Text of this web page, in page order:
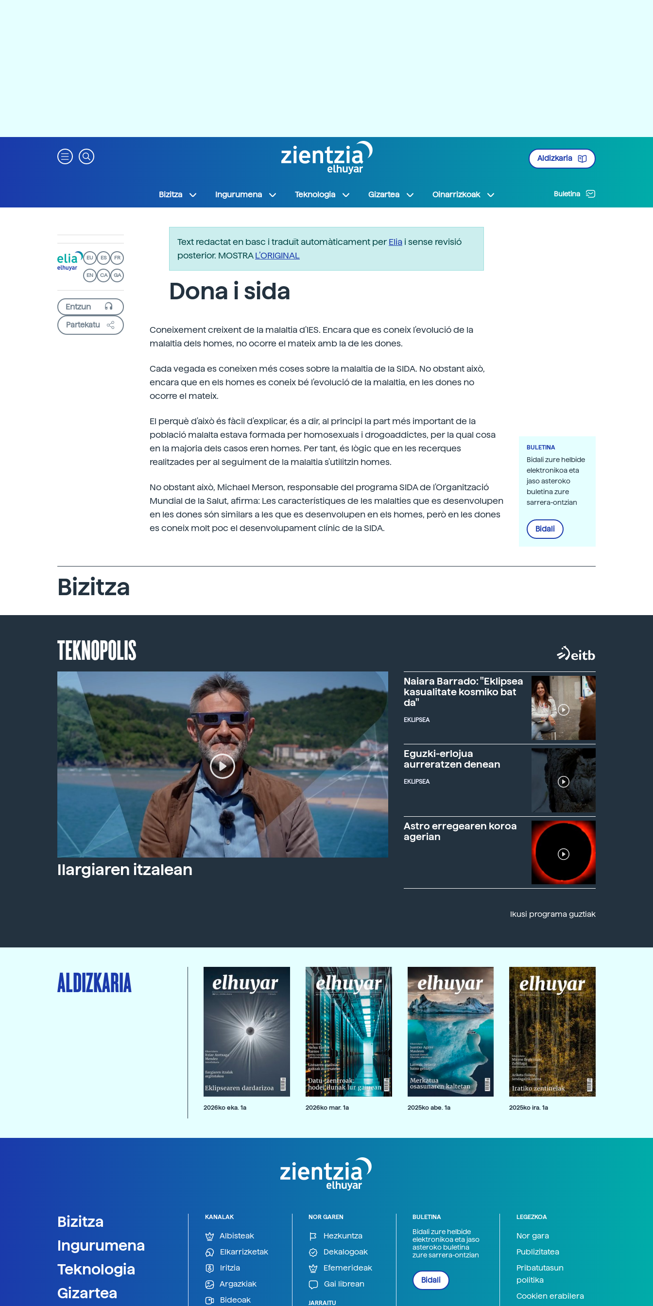
Aldizkaria
Bizitza Ingurumena Teknologia Gizartea Oinarrizkoak Buletina
EU ES FR
EN CA GA
Partekatu
Text redactat en basc i traduït automàticament perElia i sense revisió
posterior. MOSTRAL’ORIGINAL
Dona i sida
Coneixement creixent de la malaltia d'IES. Encara que es coneix l'evolució de la
malaltia dels homes, no ocorre el mateix amb la de les dones.
Cada vegada es coneixen més coses sobre la malaltia de la SIDA. No obstant això,
encara que en els homes es coneix bé l'evolució de la malaltia, en les dones no
ocorre el mateix.
El perquè d'això és fàcil d'explicar, és a dir, al principi la part més important de la
població malalta estava formada per homosexuals i drogoaddictes, per la qual cosa
en la majoria dels casos eren homes. Per tant, és lògic que en les recerques
realitzades per al seguiment de la malaltia s'utilitzin homes.
No obstant això, Michael Merson, responsable del programa SIDA de l'Organització
Mundial de la Salut, afirma: Les característiques de les malalties que es desenvolupen
en les dones són similars a les que es desenvolupen en els homes, però en les dones
es coneix molt poc el desenvolupament clínic de la SIDA.
BULETINA
Bidali zure helbide
elektronikoa eta
jaso asteroko
buletina zure
sarrera-ontzian
Bidali
Bizitza
TEKNOPOLIS
Ilargiaren itzalean
Naiara Barrado: "Eklipsea
kasualitate kosmiko bat
da"
EKLIPSEA
Eguzki-erlojua
aurreratzen denean
EKLIPSEA
Astro erregearen koroa
agerian
Ikusi programa guztiak
ALDIZKARIA
2026ko eka. 1a 2026ko mar. 1a 2025ko abe. 1a 2025ko ira. 1a
Bizitza
Ingurumena
Teknologia
Gizartea
KANALAK
Albisteak
Elkarrizketak
Iritzia
Argazkiak
Bideoak
NOR GAREN
Hezkuntza
Dekalogoak
Efemerideak
Gai librean
JARRAITU
BULETINA
Bidali zure helbide
elektronikoa eta jaso
asteroko buletina
zure sarrera-ontzian
Bidali
LEGEZKOA
Nor gara
Publizitatea
Pribatutasun
politika
Cookien erabilera